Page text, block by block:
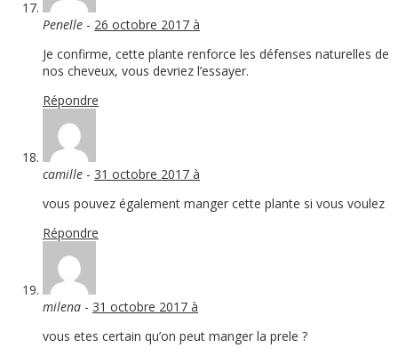
Penelle - 26 octobre 2017 à
Je confirme, cette plante renforce les défenses naturelles de
nos cheveux, vous devriez l’essayer.
Répondre
camille - 31 octobre 2017 à
vous pouvez également manger cette plante si vous voulez
Répondre
milena - 31 octobre 2017 à
vous etes certain qu’on peut manger la prele ?